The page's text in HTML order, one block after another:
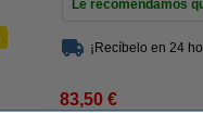
Le recomendamos
¡Recíbelo en 24
83,50 €